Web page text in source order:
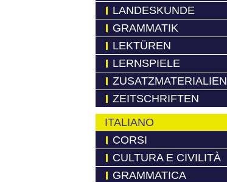
LANDESKUNDE
GRAMMATIK
LEKTÜREN
LERNSPIELE
ZUSATZMATERIALIEN
ZEITSCHRIFTEN
ITALIANO
CORSI
CULTURA E CIVILITÀ
GRAMMATICA